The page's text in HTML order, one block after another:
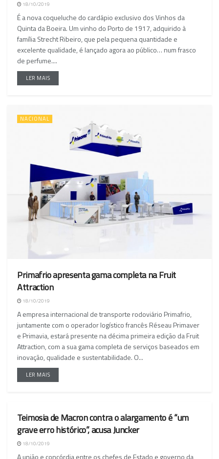
18/10/2019
É a nova coqueluche do cardápio exclusivo dos Vinhos da
Quinta da Boeira. Um vinho do Porto de 1917, adquirido à
família Strecht Ribeiro, que pela pequena quantidade e
excelente qualidade, é lançado agora ao público… num frasco
de perfume....
LER MAIS
NACIONAL
Primafrio apresenta gama completa na Fruit
Attraction
18/10/2019
A empresa internacional de transporte rodoviário Primafrio,
juntamente com o operador logístico francês Réseau Primaver
e Primavia, estará presente na décima primeira edição da Fruit
Attraction, com a sua gama completa de serviços baseados em
inovação, qualidade e sustentabilidade. O...
LER MAIS
NACIONAL
Teimosia de Macron contra o alargamento é “um
grave erro histórico”, acusa Juncker
18/10/2019
A união e concórdia entre os chefes de Estado e governo da